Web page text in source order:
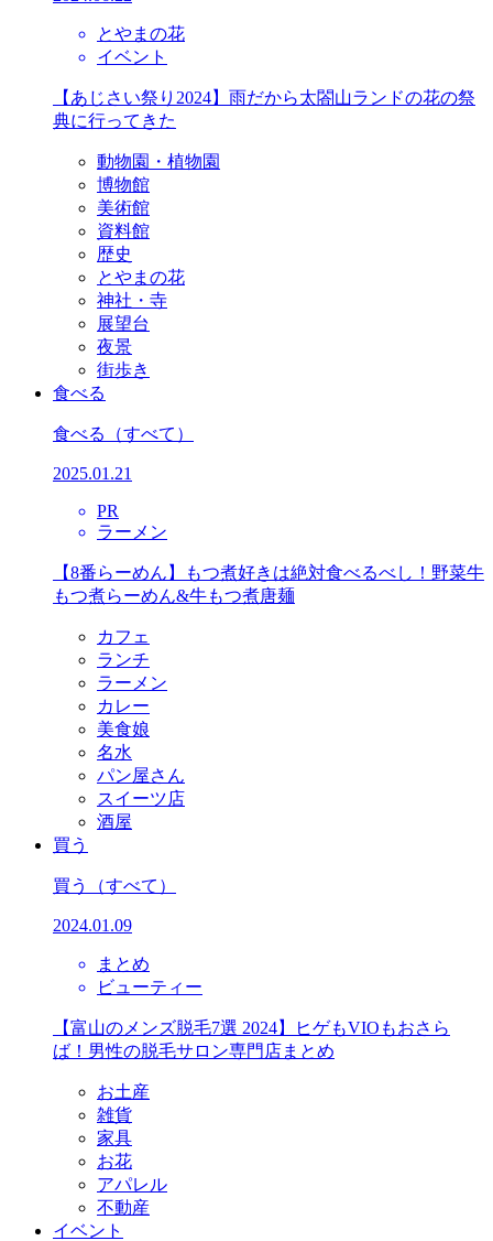
とやまの花
イベント
【あじさい祭り2024】雨だから太閤山ランドの花の祭
典に行ってきた
動物園・植物園
博物館
美術館
資料館
歴史
とやまの花
神社・寺
展望台
夜景
街歩き
食べる
食べる （すべて）
2025.01.21
PR
ラーメン
【8番らーめん】もつ煮好きは絶対食べるべし！野菜牛
もつ煮らーめん&牛もつ煮唐麺
カフェ
ランチ
ラーメン
カレー
美食娘
名水
パン屋さん
スイーツ店
酒屋
買う
買う （すべて）
2024.01.09
まとめ
ビューティー
【富山のメンズ脱毛7選 2024】ヒゲもVIOもおさら
ば！男性の脱毛サロン専門店まとめ
お土産
雑貨
家具
お花
アパレル
不動産
イベント